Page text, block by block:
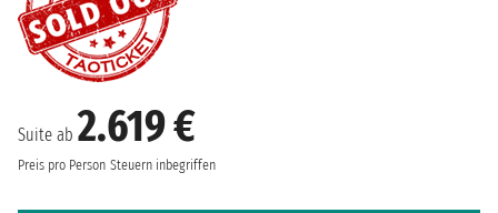
Suite ab 2.619 €
Preis pro Person Steuern inbegriffen